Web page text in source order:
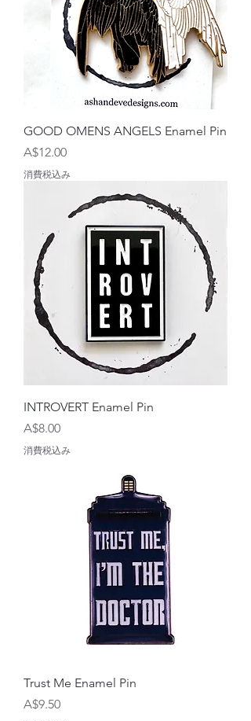
GOOD OMENS ANGELS Enamel Pin
価格
A$12.00
消費税込み
INTROVERT Enamel Pin
価格
A$8.00
消費税込み
Trust Me Enamel Pin
価格
A$9.50